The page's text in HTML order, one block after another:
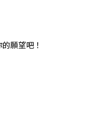
願望吧！